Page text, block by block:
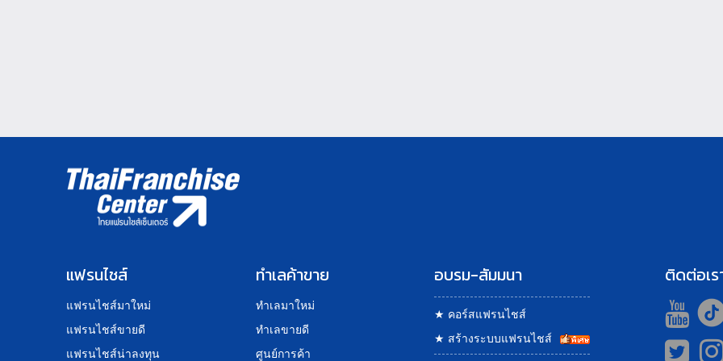
แฟรนไชส์
แฟรนไชส์มาใหม่
แฟรนไชส์ขายดี
แฟรนไชส์น่าลงทุน
ทำเลค้าขาย
ทำเลมาใหม่
ทำเลขายดี
ศูนย์การค้า
อบรม-สัมมนา
★ คอร์สแฟรนไชส์
★ สร้างระบบแฟรนไชส์
ติดต่อเร